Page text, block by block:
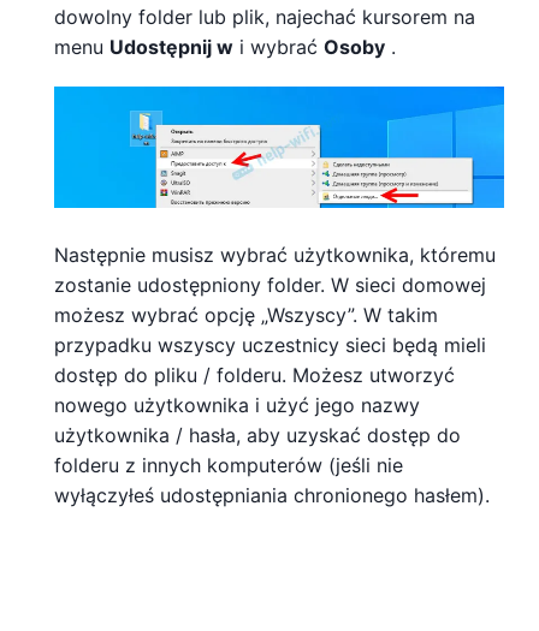
dowolny folder lub plik, najechać kursorem na
menu Udostępnij w i wybrać Osoby .
Następnie musisz wybrać użytkownika, któremu
zostanie udostępniony folder. W sieci domowej
możesz wybrać opcję „Wszyscy”. W takim
przypadku wszyscy uczestnicy sieci będą mieli
dostęp do pliku / folderu. Możesz utworzyć
nowego użytkownika i użyć jego nazwy
użytkownika / hasła, aby uzyskać dostęp do
folderu z innych komputerów (jeśli nie
wyłączyłeś udostępniania chronionego hasłem).